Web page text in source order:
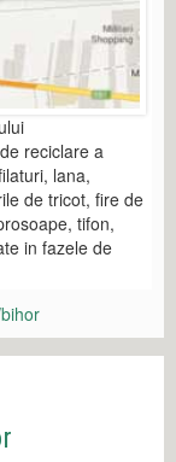
reciclare a
lana,
de tricot, fire de
tifon,
in fazele de